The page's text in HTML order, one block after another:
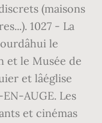
(maisons
1027 - La
le
et le Musée de
et lâéglise
AUGE. Les
et cinémas